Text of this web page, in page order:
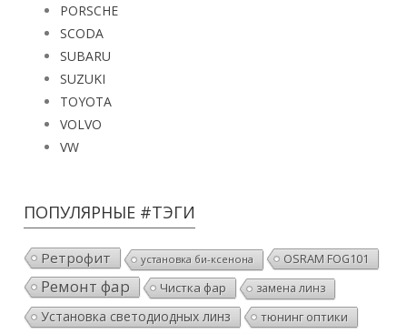
PORSCHE
SCODA
SUBARU
SUZUKI
TOYOTA
VOLVO
VW
ПОПУЛЯРНЫЕ #ТЭГИ
Ретрофит установка би-ксенона OSRAM FOG101
Ремонт фар Чистка фар замена линз
Установка светодиодных линз тюнинг оптики